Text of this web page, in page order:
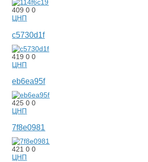
40900
ЦНП
c5730d1f
41900
ЦНП
eb6ea95f
42500
ЦНП
7f8e0981
42100
ЦНП